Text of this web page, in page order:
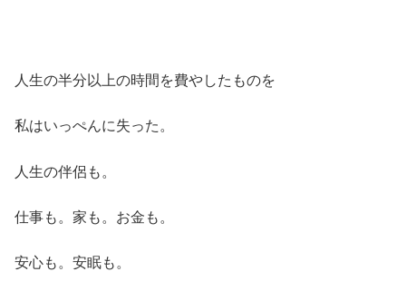
人生の半分以上の時間を費やしたものを
私はいっぺんに失った。
人生の伴侶も。
仕事も。家も。お金も。
安心も。安眠も。